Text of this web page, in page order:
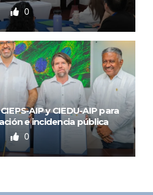
0
AIP y CIEDU-AIP para
e incidencia pública
0